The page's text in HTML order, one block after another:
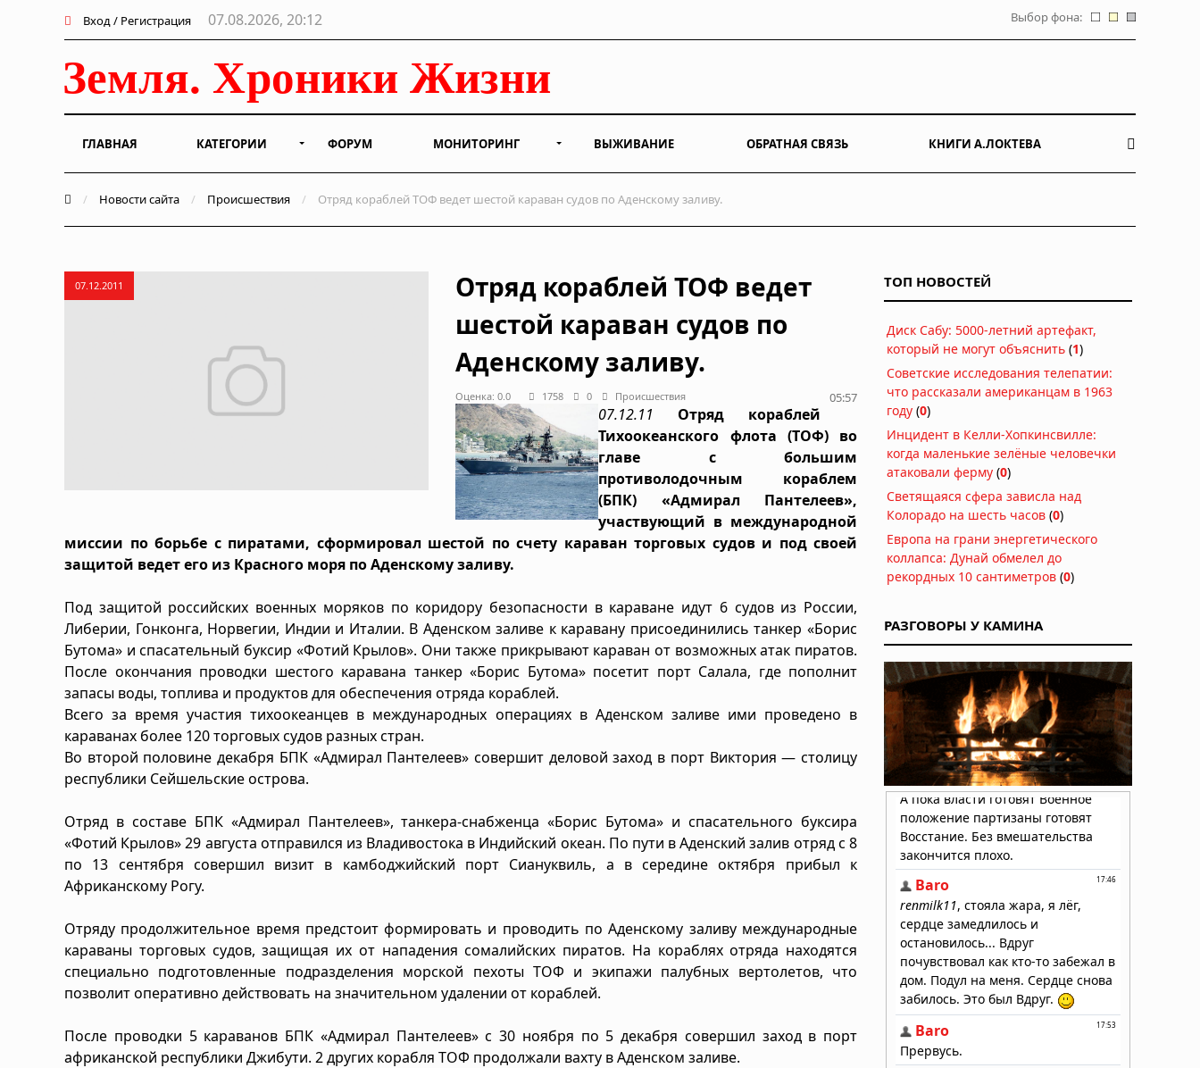
Вход / Регистрация 07.08.2026, 20:12 Выбор фона:
ГЛАВНАЯ КАТЕГОРИИ ФОРУМ МОНИТОРИНГ ВЫЖИВАНИЕ ОБРАТНАЯ СВЯЗЬ КНИГИ А.ЛОКТЕВА
/ Новости сайта / Происшествия / Отряд кораблей ТОФ ведет шестой караван судов по Аденскому заливу.
07.12.2011
Отряд кораблей ТОФ ведет
шестой караван судов по
Аденскому заливу.
Оценка: 0.0 1758 0 Происшествия 05:57
07.12.11
Отряд кораблей
Тихоокеанского флота (ТОФ) во
главе с большим
противолодочным кораблем
(БПК) «Адмирал Пантелеев»,
участвующий в международной
миссии по борьбе с пиратами, сформировал шестой по счету караван торговых судов и под своей
защитой ведет его из Красного моря по Аденскому заливу.
Под защитой российских военных моряков по коридору безопасности в караване идут 6 судов из России,
Либерии, Гонконга, Норвегии, Индии и Италии. В Аденском заливе к каравану присоединились танкер «Борис
Бутома» и спасательный буксир «Фотий Крылов». Они также прикрывают караван от возможных атак пиратов.
После окончания проводки шестого каравана танкер «Борис Бутома» посетит порт Салала, где пополнит
запасы воды, топлива и продуктов для обеспечения отряда кораблей.
Всего за время участия тихоокеанцев в международных операциях в Аденском заливе ими проведено в
караванах более 120 торговых судов разных стран.
Во второй половине декабря БПК «Адмирал Пантелеев» совершит деловой заход в порт Виктория — столицу
республики Сейшельские острова.
Отряд в составе БПК «Адмирал Пантелеев», танкера-снабженца «Борис Бутома» и спасательного буксира
«Фотий Крылов» 29 августа отправился из Владивостока в Индийский океан. По пути в Аденский залив отряд с 8
по 13 сентября совершил визит в камбоджийский порт Сиануквиль, а в середине октября прибыл к
Африканскому Рогу.
Отряду продолжительное время предстоит формировать и проводить по Аденскому заливу международные
караваны торговых судов, защищая их от нападения сомалийских пиратов. На кораблях отряда находятся
специально подготовленные подразделения морской пехоты ТОФ и экипажи палубных вертолетов, что
позволит оперативно действовать на значительном удалении от кораблей.
После проводки 5 караванов БПК «Адмирал Пантелеев» с 30 ноября по 5 декабря совершил заход в порт
африканской республики Джибути. 2 других корабля ТОФ продолжали вахту в Аденском заливе.
ТОП НОВОСТЕЙ
Диск Сабу: 5000-летний артефакт,
который не могут объяснить (1)
Советские исследования телепатии:
что рассказали американцам в 1963
году (0)
Инцидент в Келли-Хопкинсвилле:
когда маленькие зелёные человечки
атаковали ферму (0)
Светящаяся сфера зависла над
Колорадо на шесть часов (0)
Европа на грани энергетического
коллапса: Дунай обмелел до
рекордных 10 сантиметров (0)
РАЗГОВОРЫ У КАМИНА